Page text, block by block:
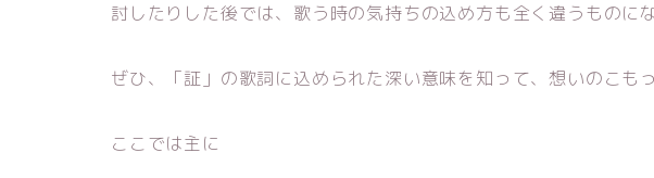
討したりした後では、歌う時の気持ちの込め方も全く違うものにな
ぜひ、「証」の歌詞に込められた深い意味を知って、想いのこも
ここでは主に